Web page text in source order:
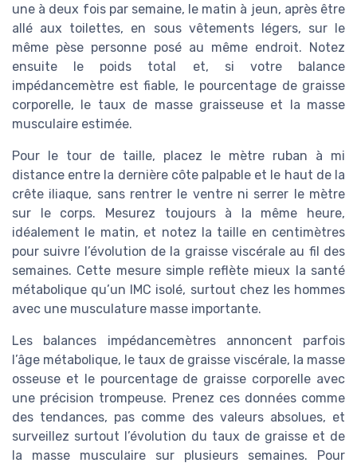
une à deux fois par semaine, le matin à jeun, après être
allé aux toilettes, en sous vêtements légers, sur le
même pèse personne posé au même endroit. Notez
ensuite le poids total et, si votre balance
impédancemètre est fiable, le pourcentage de graisse
corporelle, le taux de masse graisseuse et la masse
musculaire estimée.
Pour le tour de taille, placez le mètre ruban à mi
distance entre la dernière côte palpable et le haut de la
crête iliaque, sans rentrer le ventre ni serrer le mètre
sur le corps. Mesurez toujours à la même heure,
idéalement le matin, et notez la taille en centimètres
pour suivre l’évolution de la graisse viscérale au fil des
semaines. Cette mesure simple reflète mieux la santé
métabolique qu’un IMC isolé, surtout chez les hommes
avec une musculature masse importante.
Les balances impédancemètres annoncent parfois
l’âge métabolique, le taux de graisse viscérale, la masse
osseuse et le pourcentage de graisse corporelle avec
une précision trompeuse. Prenez ces données comme
des tendances, pas comme des valeurs absolues, et
surveillez surtout l’évolution du taux de graisse et de
la masse musculaire sur plusieurs semaines. Pour